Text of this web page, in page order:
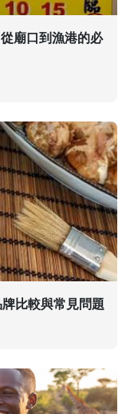
廟口到漁港的必
比較與常見問題